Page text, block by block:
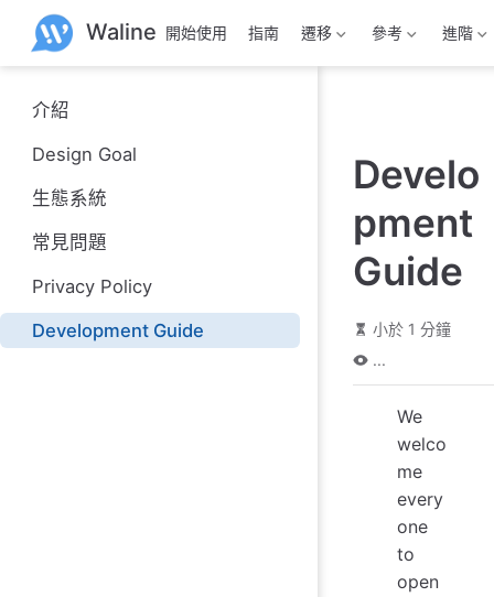
主
Waline 開始使用 指南 遷移 參考 進階
介紹
Design Goal
生態系統
常見問題
Privacy Policy
Development Guide
Develo
pment
Guide
小於 1 分鐘
...
We
welco
me
every
one
to
open